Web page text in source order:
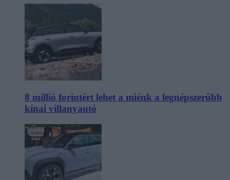
8 millió forintért lehet a miénk a legnépszerűbb
kínai villanyautó